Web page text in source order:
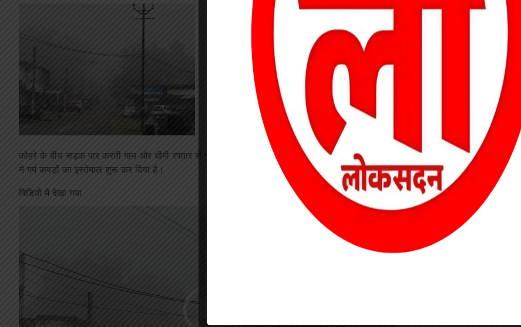
कोहरे के बीच सड़क पार करती गाय और धीमी रफ्तार से गुजरते वाहन इस बात का संकेत दे रहे थे कि मौसम अब बदलने लगा है। ठंडक के साथ-साथ लोगों
ने गर्म कपड़ों का इस्तेमाल शुरू कर दिया है।
विडियो में देखा गया